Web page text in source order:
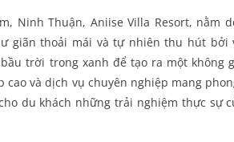
Ninh Thuận, Aniise Villa Resort, nằm
giãn thoải mái và tự nhiên thu hút bởi
trời trong xanh để tạo ra một không
và dịch vụ chuyên nghiệp mang
du khách những trải nghiệm thực sự